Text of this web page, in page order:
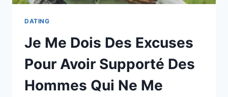
DATING
Je Me Dois Des Excuses
Pour Avoir Supporté Des
Hommes Qui Ne Me